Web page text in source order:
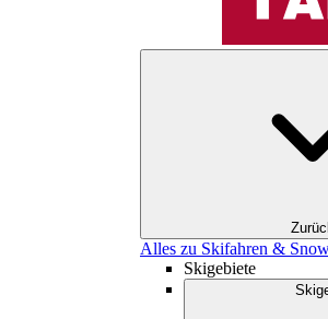
Alles zu Skifahren &
Skigebiete